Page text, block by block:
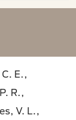
E.,
R.,
V. L.,